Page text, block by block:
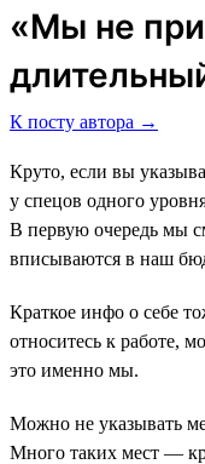
«Мы не
К посту автора →
Круто, если вы
у спецов одного
В первую очередь мы
вписываются в наш
Краткое инфо о себе
относитесь к работе,
это именно мы.
Можно не указывать
Много таких мест ―